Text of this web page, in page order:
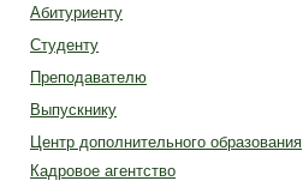
Абитуриенту
Студенту
Преподавателю
Выпускнику
Центр дополнительного образования
Кадровое агентство